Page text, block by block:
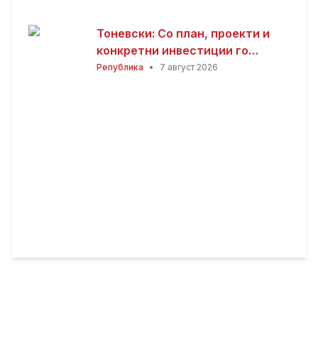
Тоневски: Со план, проекти и
конкретни инвестиции го
развиваме секое населено
Република • 7 август 2026